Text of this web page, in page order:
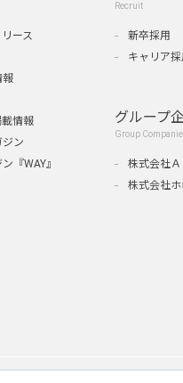
ース
報
載情報
ジン
『WAY』
Recruit
新卒採用
キャリア採
グループ
Group
株式会社
株式会社ホ